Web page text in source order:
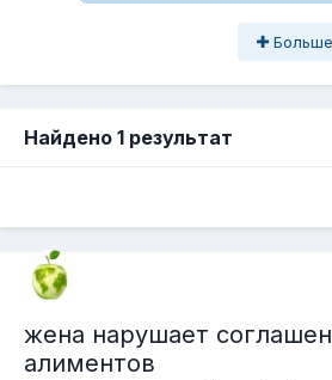
Больше
Найдено 1 результат
жена нарушает
алиментов